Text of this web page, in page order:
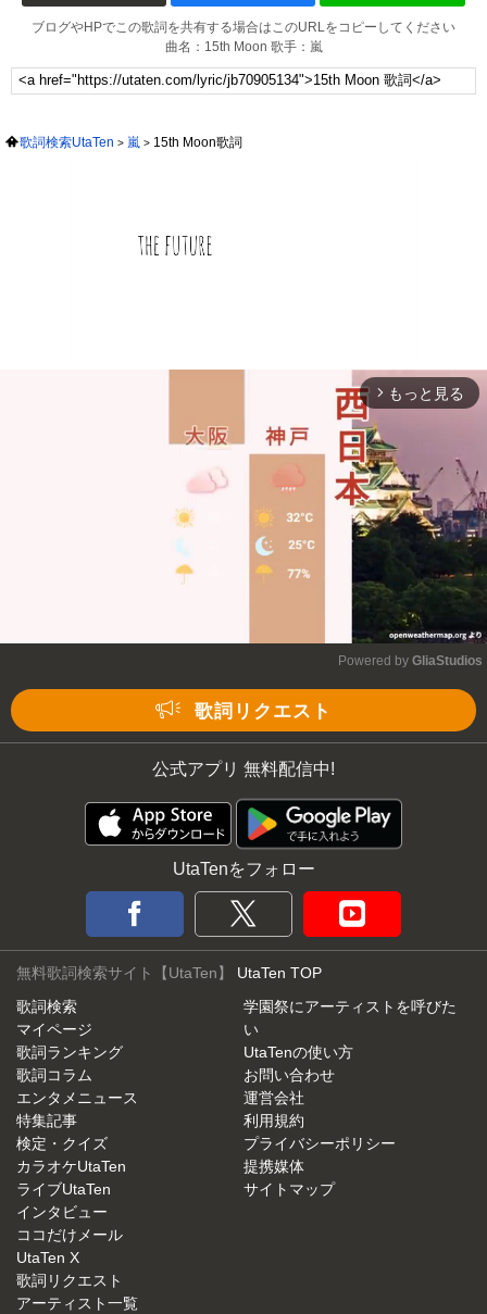
ブログやHPでこの歌詞を共有する場合はこのURLをコピーしてください
曲名：15th Moon 歌手：嵐
歌詞検索UtaTen 嵐 15th Moon歌詞
arrow_forward_ios もっと見る
Powered by GliaStudios
歌詞リクエスト
公式アプリ 無料配信中!
UtaTenをフォロー
無料歌詞検索サイト【UtaTen】 UtaTen TOP
歌詞検索
マイページ
歌詞ランキング
歌詞コラム
エンタメニュース
特集記事
検定・クイズ
カラオケUtaTen
ライブUtaTen
インタビュー
ココだけメール
UtaTen X
歌詞リクエスト
アーティスト一覧
学園祭にアーティストを呼びた
い
UtaTenの使い方
お問い合わせ
運営会社
利用規約
プライバシーポリシー
提携媒体
サイトマップ